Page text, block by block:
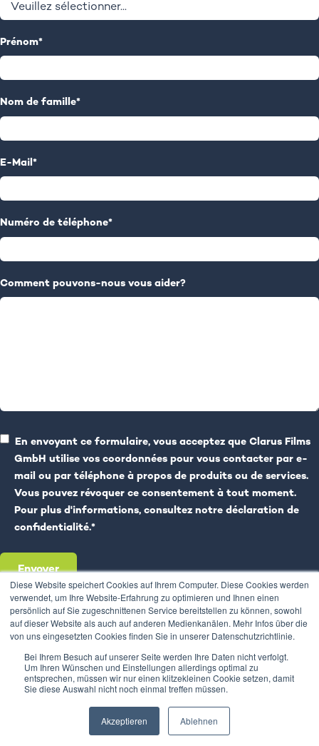
Diese Website speichert Cookies auf Ihrem Computer. Diese Cookies werden
verwendet, um Ihre Website-Erfahrung zu optimieren und Ihnen einen
persönlich auf Sie zugeschnittenen Service bereitstellen zu können, sowohl
auf dieser Website als auch auf anderen Medienkanälen. Mehr Infos über die
von uns eingesetzten Cookies finden Sie in unserer Datenschutzrichtlinie.
Bei Ihrem Besuch auf unserer Seite werden Ihre Daten nicht verfolgt.
Um Ihren Wünschen und Einstellungen allerdings optimal zu
entsprechen, müssen wir nur einen klitzekleinen Cookie setzen, damit
Sie diese Auswahl nicht noch einmal treffen müssen.
Akzeptieren Ablehnen
Prénom*
Nom de famille*
E-Mail *
Numéro de téléphone*
Comment pouvons-nous vous aider?
En envoyant ce formulaire, vous acceptez que Clarus Films
GmbH utilise vos coordonnées pour vous contacter par e-
mail ou par téléphone à propos de produits ou de services.
Vous pouvez révoquer ce consentement à tout moment.
Pour plus d'informations, consultez notre déclaration de
confidentialité.*